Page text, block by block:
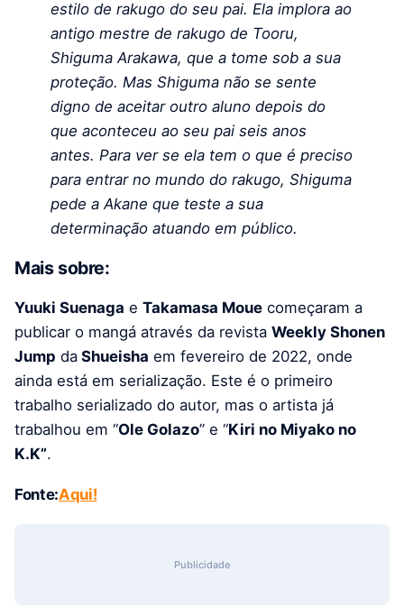
estilo de rakugo do seu pai. Ela implora ao
antigo mestre de rakugo de Tooru,
Shiguma Arakawa, que a tome sob a sua
proteção. Mas Shiguma não se sente
digno de aceitar outro aluno depois do
que aconteceu ao seu pai seis anos
antes. Para ver se ela tem o que é preciso
para entrar no mundo do rakugo, Shiguma
pede a Akane que teste a sua
determinação atuando em público.
Mais sobre:
Yuuki Suenaga e Takamasa Moue começaram a
publicar o mangá através da revista Weekly Shonen
Jump da Shueisha em fevereiro de 2022, onde
ainda está em serialização. Este é o primeiro
trabalho serializado do autor, mas o artista já
trabalhou em “Ole Golazo” e “Kiri no Miyako no
K.K”.
Fonte:Aqui!
Publicidade